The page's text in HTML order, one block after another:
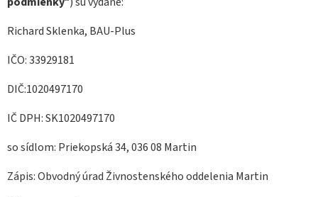
Richard Sklenka, BAU-Plus
IČO: 33929181
DIČ:1020497170
IČ DPH: SK1020497170
so sídlom: Priekopská 34, 036 08 Martin
Zápis: Obvodný úrad Živnostenského oddelenia Martin